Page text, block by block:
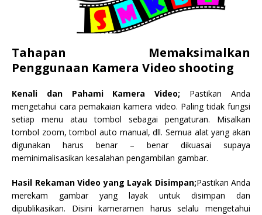
Tahapan Memaksimalkan
Penggunaan Kamera Video shooting
Kenali dan Pahami Kamera Video; Pastikan Anda
mengetahui cara pemakaian kamera video. Paling tidak fungsi
setiap menu atau tombol sebagai pengaturan. Misalkan
tombol zoom, tombol auto manual, dll. Semua alat yang akan
digunakan harus benar – benar dikuasai supaya
meminimalisasikan kesalahan pengambilan gambar.
Hasil Rekaman Video yang Layak Disimpan;Pastikan Anda
merekam gambar yang layak untuk disimpan dan
dipublikasikan. Disini kameramen harus selalu mengetahui